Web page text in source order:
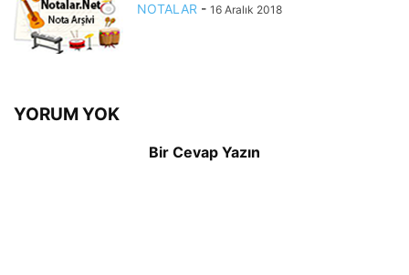
NOTALAR - 16 Aralık 2018
YORUM YOK
Bir Cevap Yazın